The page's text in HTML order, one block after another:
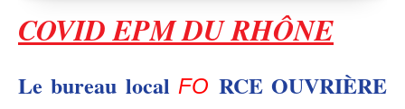
COVID EPM DURHÔNE
Le bureau localFO RCE OUVRIÈRE